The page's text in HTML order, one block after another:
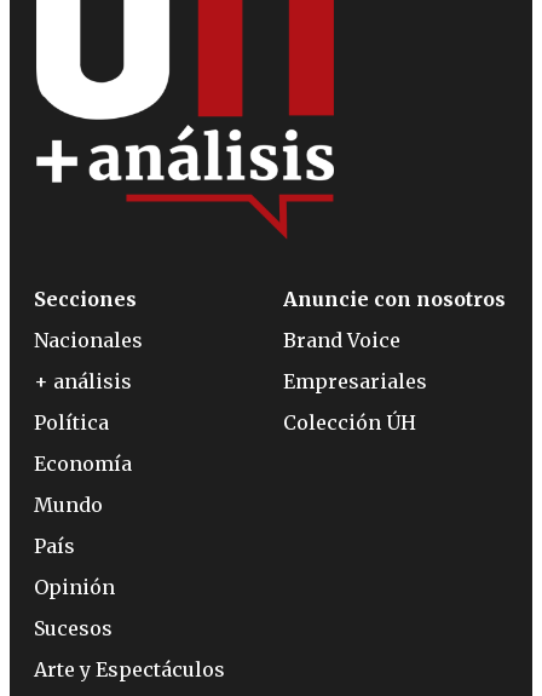
Secciones
Nacionales
+ análisis
Política
Economía
Mundo
País
Opinión
Sucesos
Arte y Espectáculos
Anuncie con nosotros
Brand Voice
Empresariales
Colección ÚH